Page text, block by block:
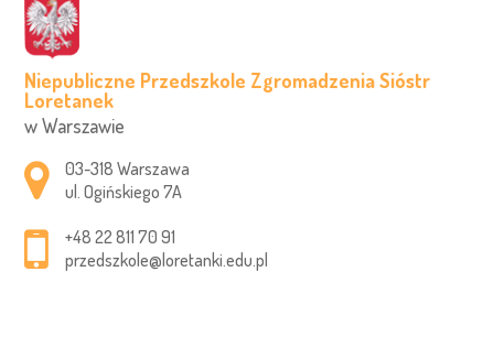
Niepubliczne Przedszkole Zgromadzenia Sióstr
Loretanek
w Warszawie
Adres pocztowy:
03-318 Warszawa
ul. Ogińskiego 7A
+48 22 811 70 91
przedszkole@loretanki.edu.pl